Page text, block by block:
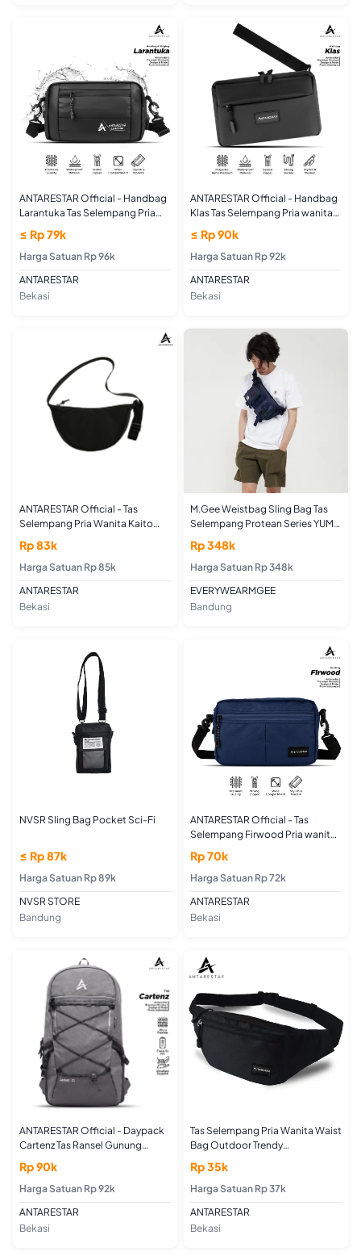
ANTARESTAR Official - Handbag
Larantuka Tas Selempang Pria
wanita Sling Bag
≤ Rp 79k
Harga Satuan Rp 96k
ANTARESTAR
Bekasi
ANTARESTAR Official - Handbag
Klas Tas Selempang Pria wanita
Sling Bag Handbag Korea
≤ Rp 90k
Harga Satuan Rp 92k
ANTARESTAR
Bekasi
ANTARESTAR Official - Tas
Selempang Pria Wanita Kaito
Series Sling Bag Casual
Rp 83k
Harga Satuan Rp 85k
ANTARESTAR
Bekasi
M.Gee Weistbag Sling Bag Tas
Selempang Protean Series YUMA
C001
Rp 348k
Harga Satuan Rp 348k
EVERYWEARMGEE
Bandung
NVSR Sling Bag Pocket Sci-Fi
≤ Rp 87k
Harga Satuan Rp 89k
NVSR STORE
Bandung
ANTARESTAR Official - Tas
Selempang Firwood Pria wanitaa
Sling Bag Tas Slempang Wanita
Handbag Korea Trendy
Rp 70k
Harga Satuan Rp 72k
ANTARESTAR
Bekasi
ANTARESTAR Official - Daypack
Cartenz Tas Ransel Gunung
Outdoor Travel Backpack
Terbaru Daypack
Rp 90k
Harga Satuan Rp 92k
ANTARESTAR
Bekasi
Tas Selempang Pria Wanita Waist
Bag Outdoor Trendy
ANTARESTAR - Army Green
Rp 35k
Harga Satuan Rp 37k
ANTARESTAR
Bekasi